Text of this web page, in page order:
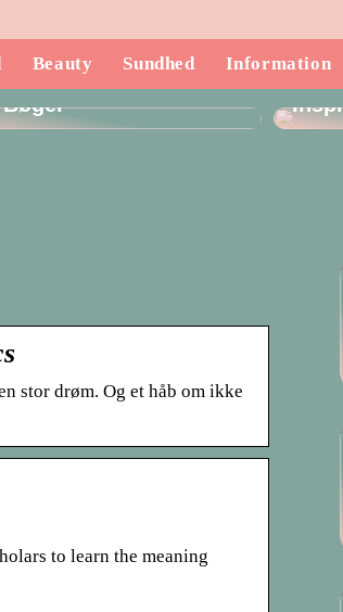
Beauty Sundhed Information
stor drøm. Og et håb om ikke
to learn the meaning